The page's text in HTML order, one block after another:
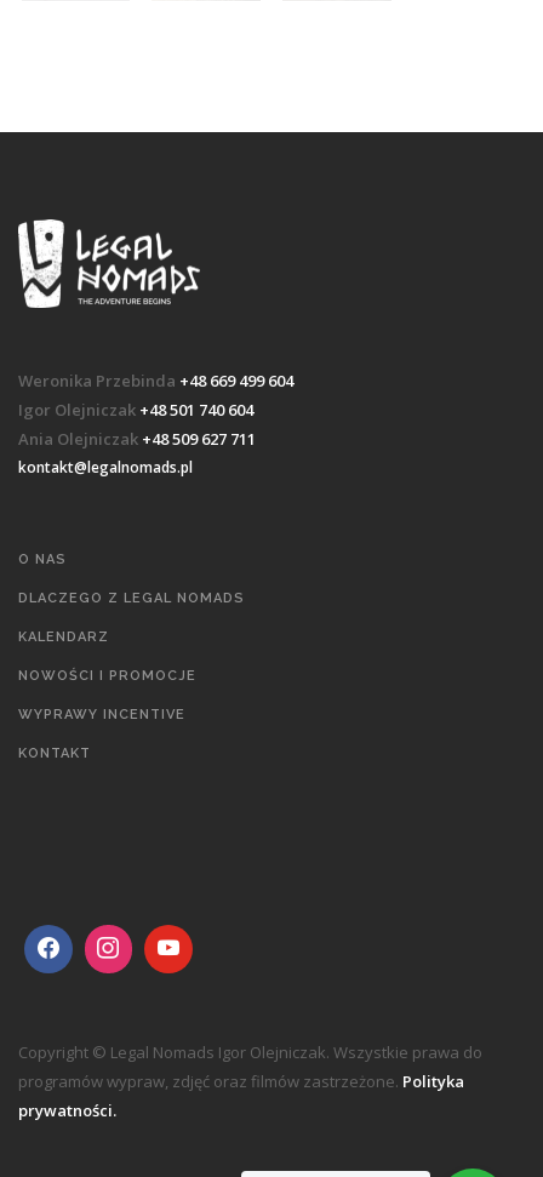
Weronika Przebinda +48 669 499 604
Igor Olejniczak +48 501 740 604
Ania Olejniczak +48 509 627 711
kontakt@legalnomads.pl
O NAS
DLACZEGO Z LEGAL NOMADS
KALENDARZ
NOWOŚCI I PROMOCJE
WYPRAWY INCENTIVE
KONTAKT
Copyright © Legal Nomads Igor Olejniczak. Wszystkie prawa do
programów wypraw, zdjęć oraz filmów zastrzeżone. Polityka
prywatności.